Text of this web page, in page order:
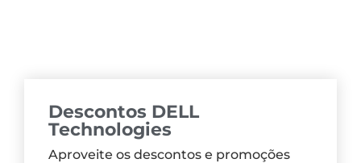
Descontos DELL
Technologies
Aproveite os descontos e promoções